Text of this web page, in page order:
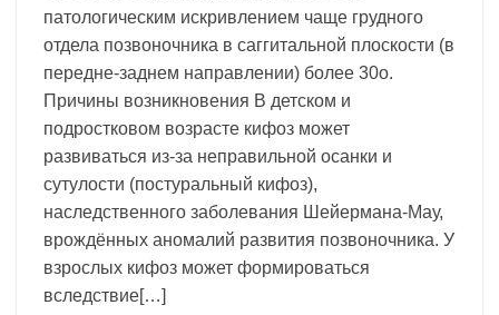
патологическим искривлением чаще грудного
отдела позвоночника в саггитальной плоскости (в
передне-заднем направлении) более 30о.
Причины возникновения В детском и
подростковом возрасте кифоз может
развиваться из-за неправильной осанки и
сутулости (постуральный кифоз),
наследственного заболевания Шейермана-Мау,
врождённых аномалий развития позвоночника. У
взрослых кифоз может формироваться
вследствие[…]